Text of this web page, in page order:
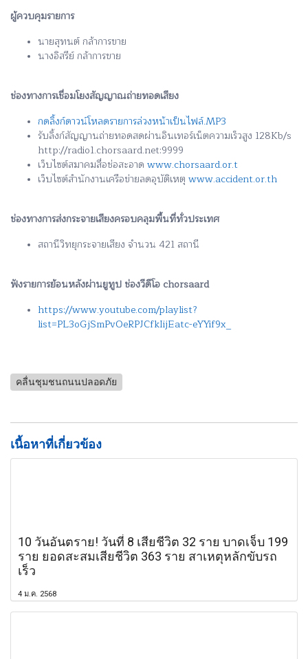
ผู้ควบคุมรายการ
นายสุทนต์ กล้าการขาย
นางอิสรีย์ กล้าการขาย
ช่องทางการเชื่อมโยงสัญญาณถ่ายทอดเสียง
กดลิ้งก์ดาวน์โหลดรายการล่วงหน้าเป็นไฟล์.MP3
รับลิ้งก์สัญญานถ่ายทอดสดผ่านอินเทอร์เน็ตความเร็วสูง 128Kb/s
http://radio1.chorsaard.net:9999
เว็บไซต์สมาคมสื่อช่อสะอาด www.chorsaard.or.t
เว็บไซต์สำนักงานเครือข่ายลดอุบัติเหตุ www.accident.or.th
ช่องทางการส่งกระจายเสียงครอบคลุมพื้นที่ทั่วประเทศ
สถานีวิทยุกระจายเสียง จำนวน 421 สถานี
ฟังรายการย้อนหลังผ่านยูทูป ช่องวีดีโอ chorsaard
https://www.youtube.com/playlist?
list=PL3oGjSmPvOeRPJCfkIijEatc-eYYif9x_
คลื่นชุมชนถนนปลอดภัย
เนื้อหาที่เกี่ยวข้อง
10 วันอันตราย! วันที่ 8 เสียชีวิต 32 ราย บาดเจ็บ 199
ราย ยอดสะสมเสียชีวิต 363 ราย สาเหตุหลักขับรถ
เร็ว
4 ม.ค. 2568